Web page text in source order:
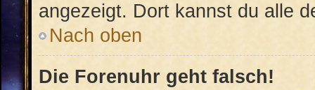
angezeigt. Dort kannst du alle
Nach oben
Die Forenuhr geht falsch!